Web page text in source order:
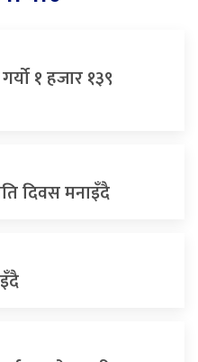
१ हजार १३९
दिवस मनाइँदै